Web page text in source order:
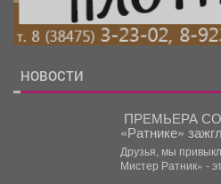
НОВОСТИ
ПРЕМЬЕРА
«Ратнике»
«Кинопремия»!
Друзья, мы
Мистер Ратник» -